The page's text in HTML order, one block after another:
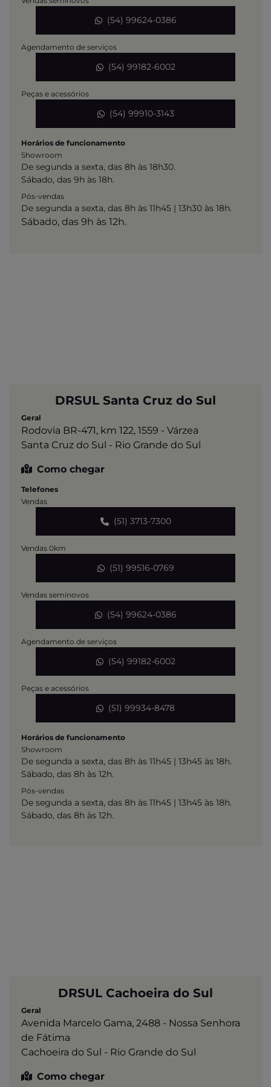
(54) 99624-0386
Agendamento de serviços
(54) 99182-6002
Peças e acessórios
(54) 99910-3143
Horários de funcionamento
Showroom
De segunda a sexta, das 8h às 18h30.
Sábado, das 9h às 18h.
Pós-vendas
De segunda a sexta, das 8h às 11h45 | 13h30 às 18h.
Sábado, das 9h às 12h.
DRSUL Santa Cruz do Sul
Geral
Rodovia BR-471, km 122, 1559 - Várzea
Santa Cruz do Sul - Rio Grande do Sul
Como chegar
Telefones
Vendas
(51) 3713-7300
Vendas 0km
(51) 99516-0769
Vendas seminovos
(54) 99624-0386
Agendamento de serviços
(54) 99182-6002
Peças e acessórios
(51) 99934-8478
Horários de funcionamento
Showroom
De segunda a sexta, das 8h às 11h45 | 13h45 às 18h.
Sábado, das 8h às 12h.
Pós-vendas
De segunda a sexta, das 8h às 11h45 | 13h45 às 18h.
Sábado, das 8h às 12h.
DRSUL Cachoeira do Sul
Geral
Avenida Marcelo Gama, 2488 - Nossa Senhora
de Fátima
Cachoeira do Sul - Rio Grande do Sul
Como chegar